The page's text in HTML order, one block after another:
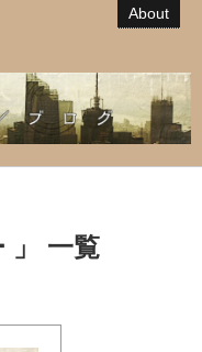
About
」 一覧